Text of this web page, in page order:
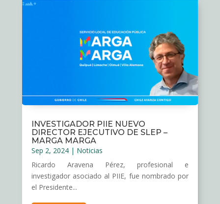
INVESTIGADOR PIIE NUEVO
DIRECTOR EJECUTIVO DE SLEP –
MARGA MARGA
Sep 2, 2024| Noticias
Ricardo Aravena Pérez, profesional e
investigador asociado al PIIE, fue nombrado por
el Presidente...